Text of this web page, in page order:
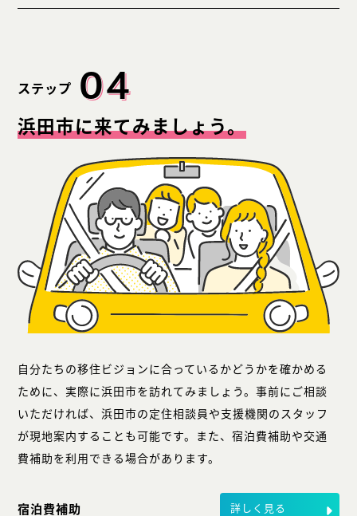
ステップ 04
浜田市に来てみましょう。
自分たちの移住ビジョンに合っているかどうかを確かめる
ために、実際に浜田市を訪れてみましょう。事前にご相談
いただければ、浜田市の定住相談員や支援機関のスタッフ
が現地案内することも可能です。また、宿泊費補助や交通
費補助を利用できる場合があります。
宿泊費補助 詳しく見る